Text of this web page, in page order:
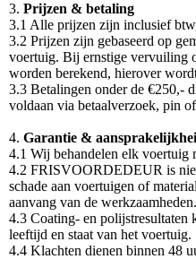
3. Prijzen & betaling
3.1 Alle prijzen zijn inclusief
3.2 Prijzen zijn gebaseerd op
voertuig. Bij ernstige vervuiling
worden berekend, hierover
3.3 Betalingen onder de €250,-
voldaan via betaalverzoek, pin
4. Garantie &
4.1 Wij behandelen elk voertuig
4.2 FRISVOORDEDEUR is
schade aan voertuigen of
aanvang van de werkzaamheden.
4.3 Coating- en polijstresultaten
leeftijd en staat van het voertuig.
4.4 Klachten dienen binnen 48